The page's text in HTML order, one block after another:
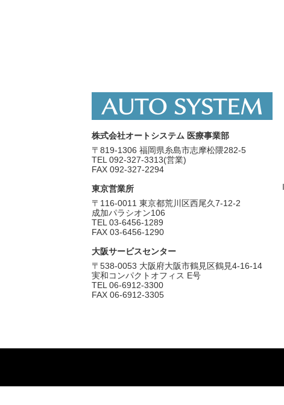
株式会社オートシステム 医療事業部
〒819-1306 福岡県糸島市志摩松隈282-5
TEL 092-327-3313(営業)
FAX 092-327-2294
東京営業所
〒116-0011 東京都荒川区西尾久7-12-2
成加パラシオン106
TEL 03-6456-1289
FAX 03-6456-1290
大阪サービスセンター
〒538-0053 大阪府大阪市鶴見区鶴見4-16-14
実和コンパクトオフィス E号
TEL 06-6912-3300
FAX 06-6912-3305